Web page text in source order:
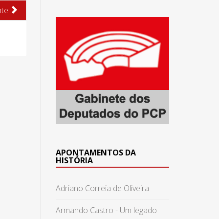
APONTAMENTOS DA
HISTÓRIA
Adriano Correia de Oliveira
Armando Castro - Um legado